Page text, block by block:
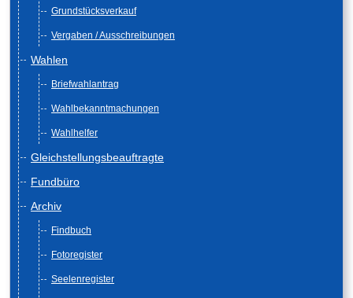
Grundstücksverkauf
Vergaben / Ausschreibungen
Wahlen
Briefwahlantrag
Wahlbekanntmachungen
Wahlhelfer
Gleichstellungsbeauftragte
Fundbüro
Archiv
Findbuch
Fotoregister
Seelenregister